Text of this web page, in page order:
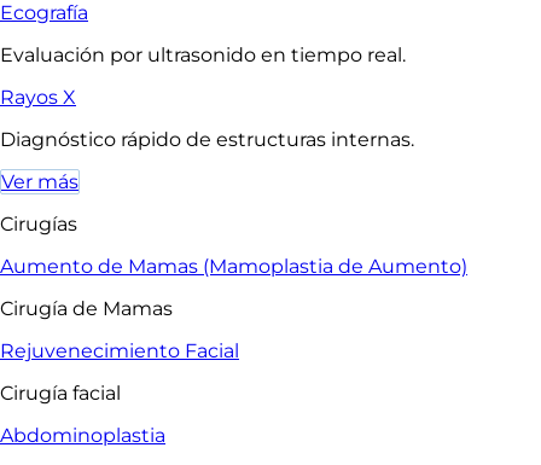
Ecografía
Evaluación por ultrasonido en tiempo real.
Rayos X
Diagnóstico rápido de estructuras internas.
Ver más
Cirugías
Aumento de Mamas (Mamoplastia de Aumento)
Cirugía de Mamas
Rejuvenecimiento Facial
Cirugía facial
Abdominoplastia